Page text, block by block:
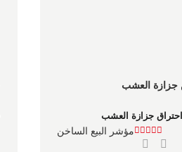
جزازة العشب
جزازة العشب
مؤشر البيع الساخن